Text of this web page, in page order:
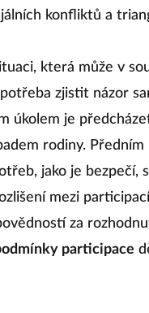
konfliktů a
která může v
zjistit názor
úkolem je
rodiny. Předním
jako je bezpečí,
mezi
za
participace